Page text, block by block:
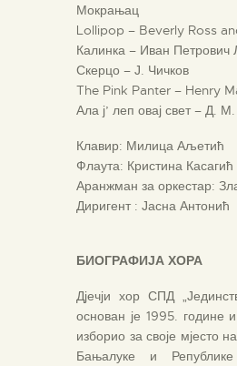
Мокрањац
Lollipop – Beverly Ross
Калинка – Иван Петрович
Скерцо – Ј. Чичков
The Pink Panter – Henry
Ала ј’ леп овај свет – Д.
Клавир: Милица Аљетић
Флаута: Кристина Касагић
Аранжман за оркестар:
Диригент : Јасна Антонић
БИОГРАФИЈА ХОРА
Дјечји хор СПД
основан је 1995. године
изборио за своје мјесто
Бањалуке и